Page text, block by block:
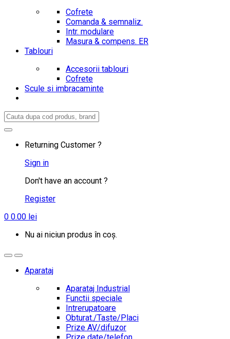
Cofrete
Comanda & semnaliz.
Intr. modulare
Masura & compens. ER
Tablouri
Accesorii tablouri
Cofrete
Scule si imbracaminte
Search
Returning Customer ?
Sign in
Don't have an account ?
Register
0 0.00 lei
Nu ai niciun produs în coș.
Aparataj
Aparataj Industrial
Functii speciale
Intrerupatoare
Obturat./Taste/Placi
Prize AV/difuzor